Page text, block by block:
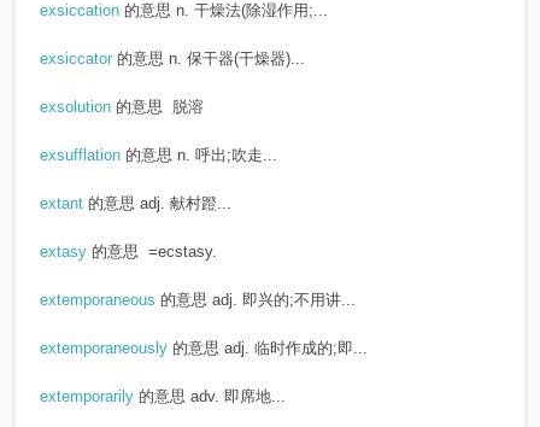
exsiccation 的意思 n. 干燥法(除湿作用;...
exsiccator 的意思 n. 保干器(干燥器)...
exsolution 的意思 脱溶
exsufflation 的意思 n. 呼出;吹走...
extant 的意思 adj. 献村蹬...
extasy 的意思 =ecstasy.
extemporaneous 的意思 adj. 即兴的;不用讲...
extemporaneously 的意思 adj. 临时作成的;即...
extemporarily 的意思 adv. 即席地...